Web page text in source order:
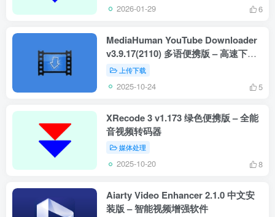
2026-01-29 6
MediaHuman YouTube Downloader
v3.9.17(2110) 多语便携版 – 高速下载
YouTube视频/音频
上传下载
2025-10-24 5
XRecode 3 v1.173 绿色便携版 – 全能
音视频转码器
媒体处理
2025-10-20 8
Aiarty Video Enhancer 2.1.0 中文安
装版 – 智能视频增强软件